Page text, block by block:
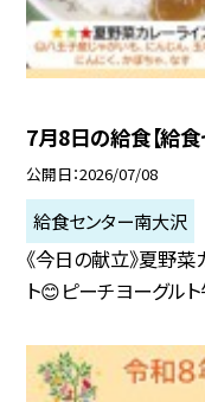
7月8日の給食【給食
公開日 2026/07/08
給食センター南大沢
《今日の献立》夏野菜
ト😊ピーチヨーグル